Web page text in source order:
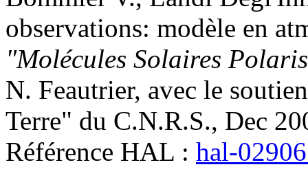
observations: modèle en
"Molécules Solaires
N. Feautrier, avec le
Terre" du C.N.R.S., Dec
Référence HAL : hal-